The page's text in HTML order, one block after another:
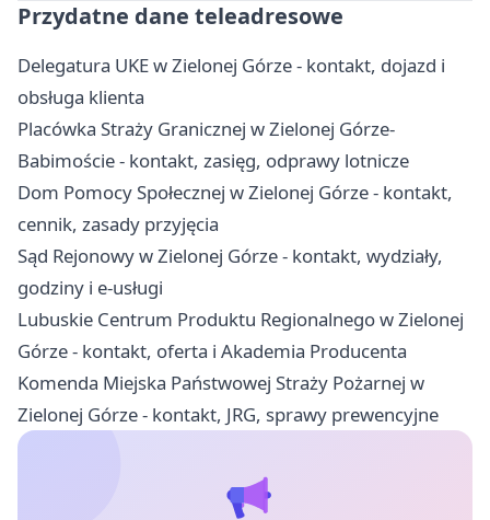
Przydatne dane teleadresowe
Delegatura UKE w Zielonej Górze - kontakt, dojazd i
obsługa klienta
Placówka Straży Granicznej w Zielonej Górze-
Babimoście - kontakt, zasięg, odprawy lotnicze
Dom Pomocy Społecznej w Zielonej Górze - kontakt,
cennik, zasady przyjęcia
Sąd Rejonowy w Zielonej Górze - kontakt, wydziały,
godziny i e-usługi
Lubuskie Centrum Produktu Regionalnego w Zielonej
Górze - kontakt, oferta i Akademia Producenta
Komenda Miejska Państwowej Straży Pożarnej w
Zielonej Górze - kontakt, JRG, sprawy prewencyjne